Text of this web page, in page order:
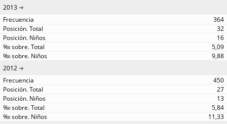
2013
364
32
16
5,09
9,88
2012
450
27
13
5,84
11,33